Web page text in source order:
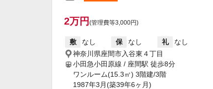
2万円 (管理費等3,000円)
敷 なし 保 なし 礼
なし
神奈川県座間市入谷東４丁目
小田急小田原線 / 座間駅 徒歩8分
ワンルーム(15.3㎡) 3階建/3階
1987年3月(築39年6ヶ月)